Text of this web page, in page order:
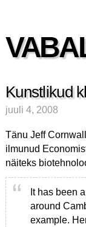
Kunstlikud
juuli 4, 2008
Tänu Jeff
ilmunud
näiteks
It has been
around
example.